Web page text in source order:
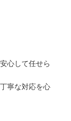
心して任せら
寧な対応を心